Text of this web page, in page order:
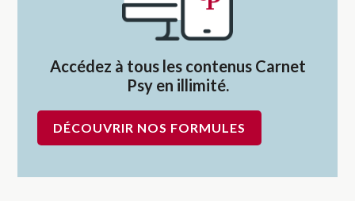
Accédez à tous les contenus Carnet
Psy en illimité.
DÉCOUVRIR NOS FORMULES